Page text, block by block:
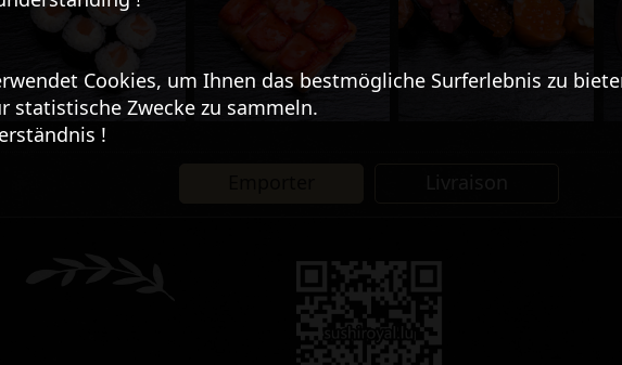
Cookies, um Ihnen das bestmögliche Surferlebnis zu
statistische Zwecke zu sammeln.
!